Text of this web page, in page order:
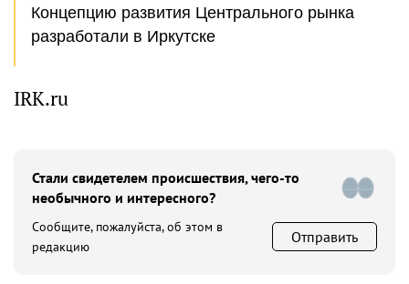
Концепцию развития Центрального рынка
разработали в Иркутске
IRK.ru
Стали свидетелем происшествия, чего-то
необычного и интересного?
Сообщите, пожалуйста, об этом в
редакцию
Отправить